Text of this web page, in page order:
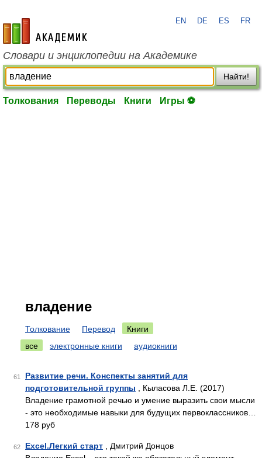
academic.ru
EN DE ES FR
Словари и энциклопедии на Академике
Найти!
Толкования Переводы Книги Игры ⚽
владение
Толкование Перевод
Книги
все
электронные книги аудиокниги
61
Развитие речи. Конспекты занятий для
подготовительной группы , Кыласова Л.Е. (2017)
Владение грамотной речью и умение выразить свои мысли
- это необходимые навыки для будущих первоклассников…
178 руб
62 Excel.Легкий старт , Дмитрий Донцов